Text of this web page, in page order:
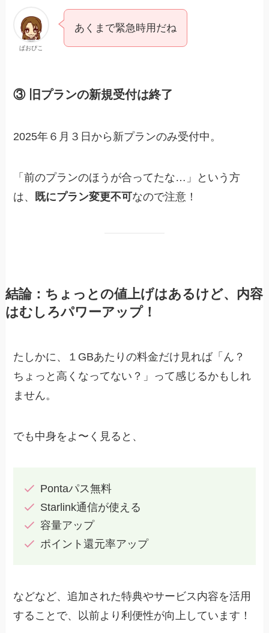
ぱおぴこ
あくまで緊急時用だね
③ 旧プランの新規受付は終了
2025年６月３日から新プランのみ受付中。
「前のプランのほうが合ってたな…」という方
は、
既にプラン変更不可なので注意！
結論：ちょっとの値上げはあるけど、内容
はむしろパワーアップ！
たしかに、１GBあたりの料金だけ見れば「ん？
ちょっと高くなってない？」って感じるかもしれ
ません。
でも中身をよ〜く見ると、
Pontaパス無料
Starlink通信が使える
容量アップ
ポイント還元率アップ
などなど、追加された特典やサービス内容を活用
することで、以前より利便性が向上しています！